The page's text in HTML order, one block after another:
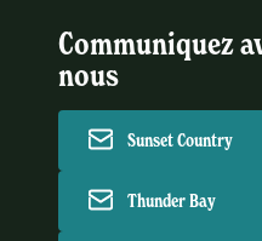
Communiquez
nous
Sunset Country
Thunder Bay